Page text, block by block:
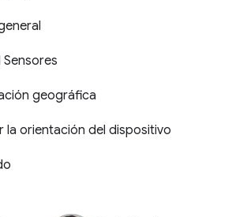
geográfica
la orientación del dispositivo